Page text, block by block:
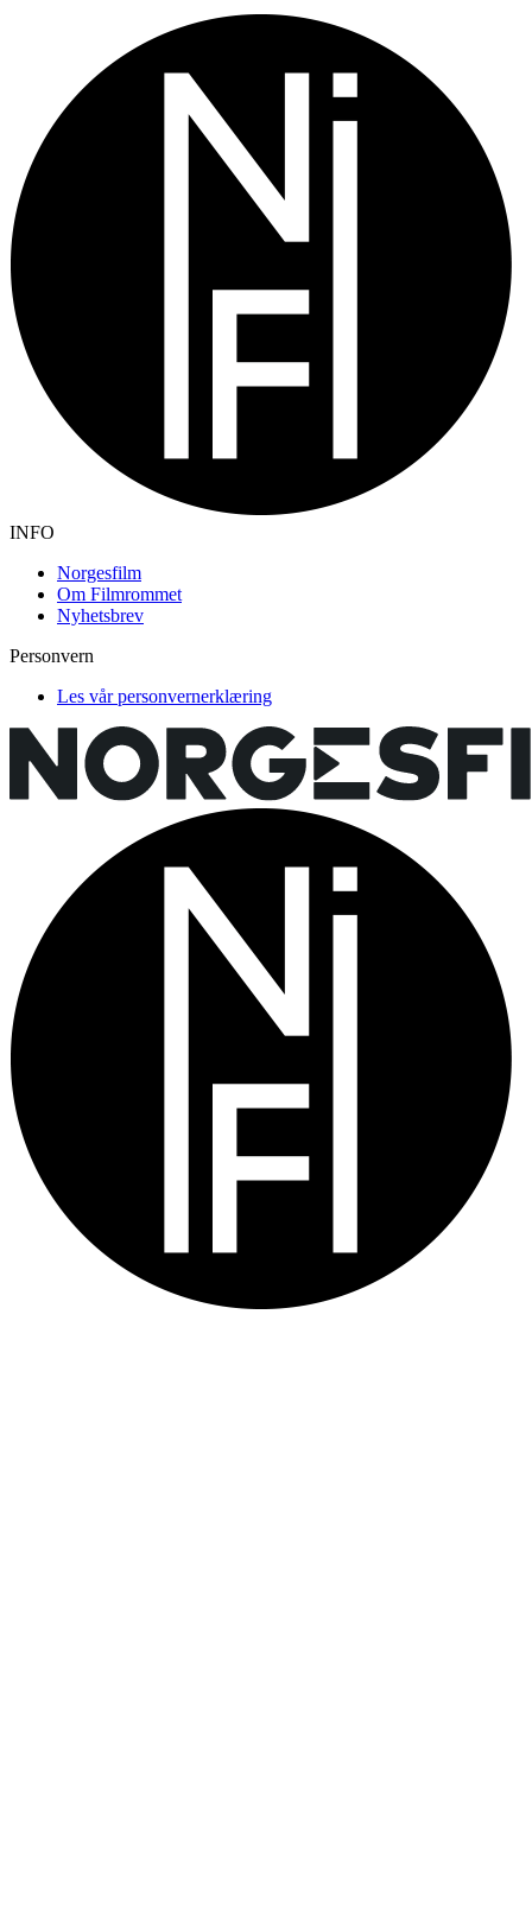
INFO
Norgesfilm
Om Filmrommet
Nyhetsbrev
Personvern
Les vår personvernerklæring